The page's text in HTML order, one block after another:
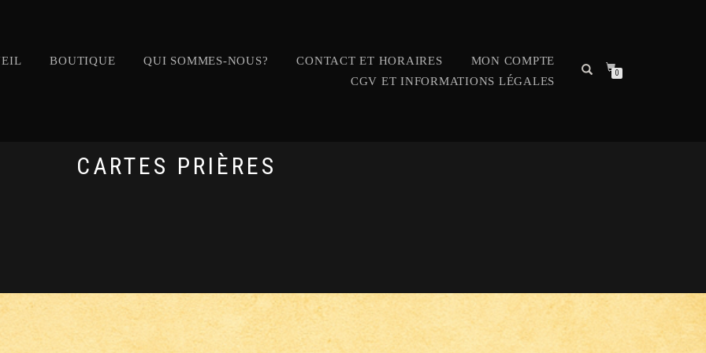
BOUTIQUE QUI SOMMES-NOUS? CONTACT ET HORAIRES
MON COMPTE
CGV ET INFORMATIONS LÉGALES
0
CARTES PRIÈRES